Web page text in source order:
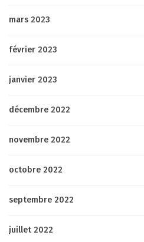
mars 2023
février 2023
janvier 2023
décembre 2022
novembre 2022
octobre 2022
septembre 2022
juillet 2022